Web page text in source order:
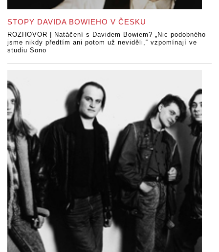
STOPY DAVIDA BOWIEHO V ČESKU
ROZHOVOR | Natáčení s Davidem Bowiem? „Nic podobného
jsme nikdy předtím ani potom už neviděli,“ vzpomínají ve
studiu Sono